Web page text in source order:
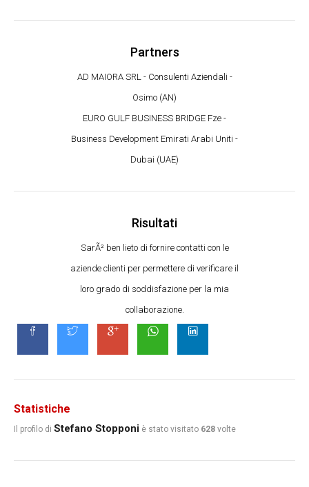
Partners
AD MAIORA SRL - Consulenti Aziendali -
Osimo (AN)
EURO GULF BUSINESS BRIDGE Fze -
Business Development Emirati Arabi Uniti -
Dubai (UAE)
Risultati
SarÃ² ben lieto di fornire contatti con le
aziende clienti per permettere di verificare il
loro grado di soddisfazione per la mia
collaborazione.
Statistiche
Il profilo di Stefano Stopponi è stato visitato 628 volte